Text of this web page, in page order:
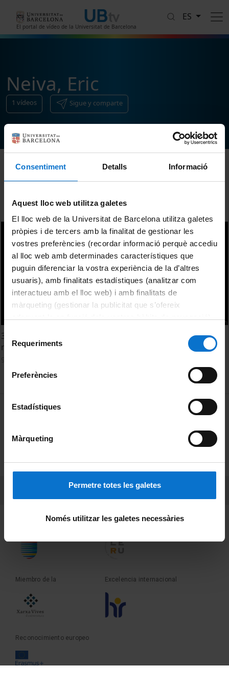
Consentiment Detalls Informació
Aquest lloc web utilitza galetes
El lloc web de la Universitat de Barcelona utilitza galetes
pròpies i de tercers amb la finalitat de gestionar les
vostres preferències (recordar informació perquè accediu
al lloc web amb determinades característiques que
puguin diferenciar la vostra experiència de la d’altres
usuaris), amb finalitats estadístiques (analitzar com
interactueu amb el lloc web) i amb finalitats de
màrqueting (gestionar la publicitat que s’ofereix
consultar laPolítica de galetes del lloc web de la
Selecció
de Requeriments
Preferències
Estadístiques
Màrqueting
Permetre totes les galetes
Només utilitzar les galetes necessàries
El portal de vídeo de la Universitat de Barcelona
ES
Neiva, Eric
1 vídeos Sigue y comparte
Ordenar
3D printing with metals: An exciting opportunity for the
manufacturing industry
MENÚ PEU 1
Privacidad y términos
Sobre UBtv
Fundadora de la Miembro de la
Miembro de la Excelencia internacional
Reconocimiento europeo